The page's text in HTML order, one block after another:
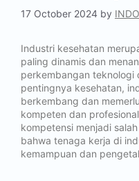
17 October 2024 by
Industri kesehatan
paling dinamis dan
perkembangan teknologi
pentingnya kesehatan,
berkembang dan
kompeten dan
kompetensi menjadi
bahwa tenaga kerja di
kemampuan dan